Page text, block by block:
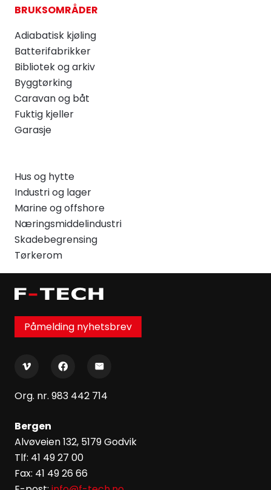
BRUKSOMRÅDER
Adiabatisk kjøling
Batterifabrikker
Bibliotek og arkiv
Byggtørking
Caravan og båt
Fuktig kjeller
Garasje
Hus og hytte
Industri og lager
Marine og offshore
Næringsmiddelindustri
Skadebegrensing
Tørkerom
Påmelding nyhetsbrev
Org. nr. 983 442 714
Bergen
Alvøveien 132, 5179 Godvik
Tlf: 41 49 27 00
Fax: 41 49 26 66